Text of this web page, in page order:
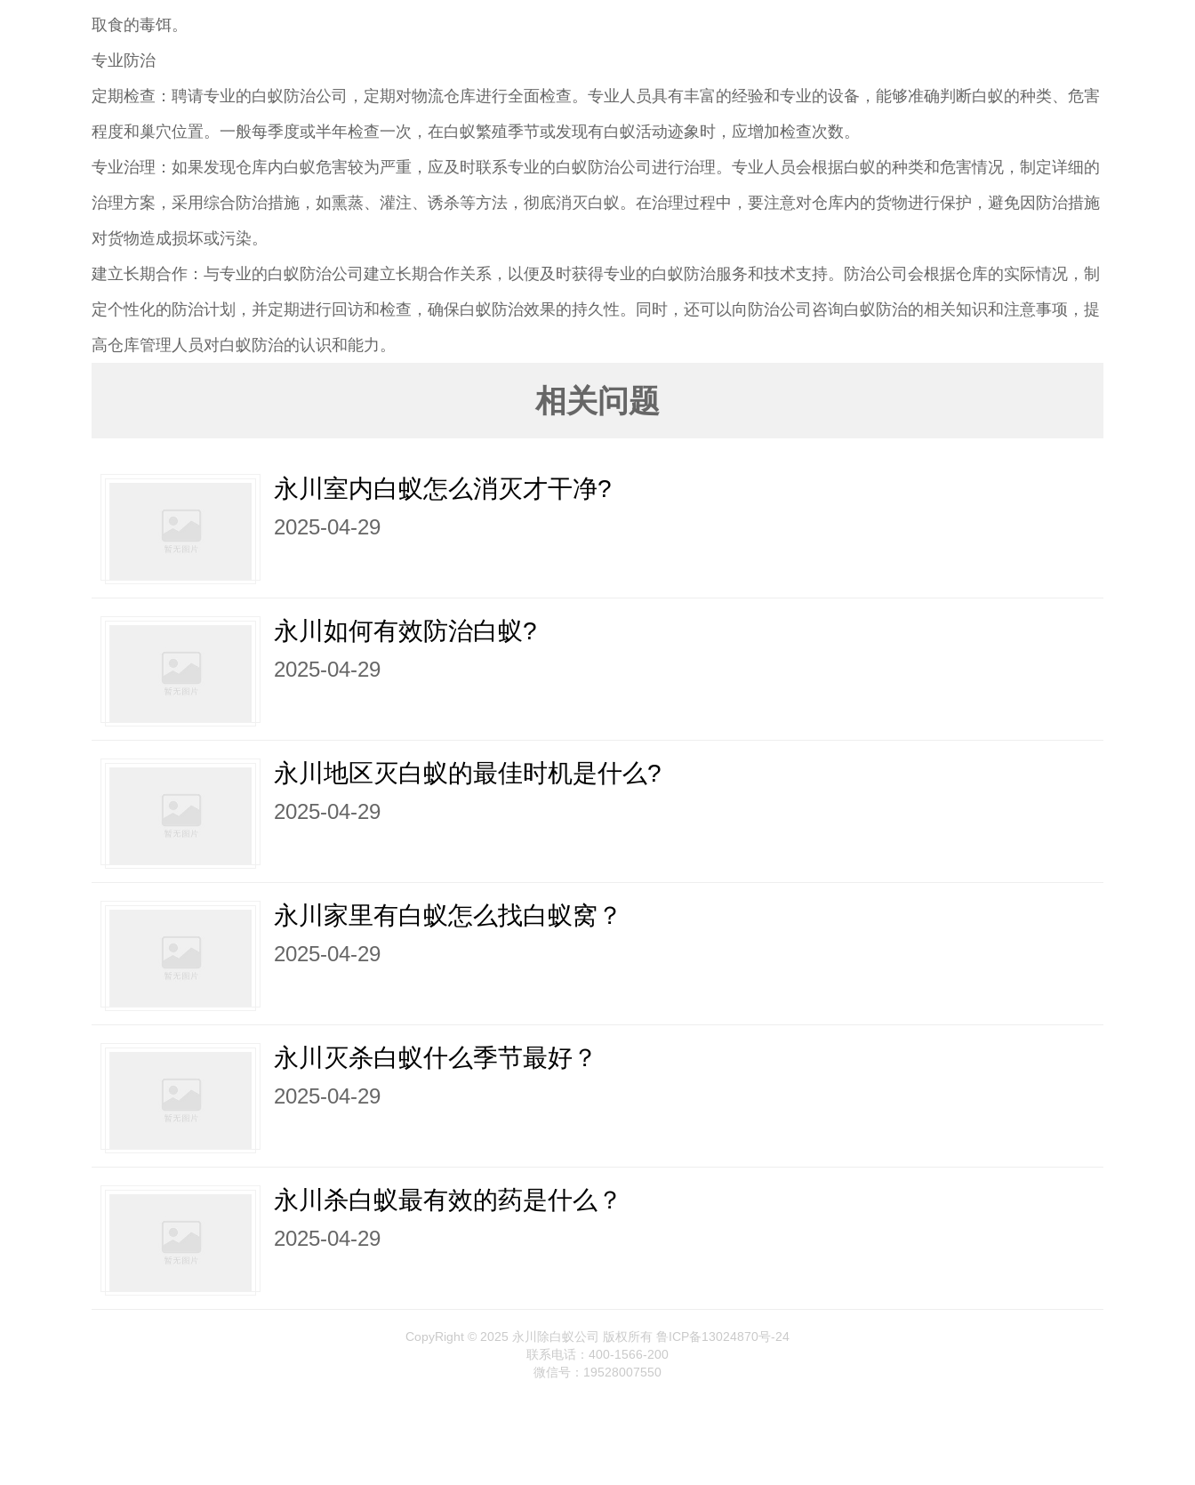
取食的毒饵。
专业防治
定期检查：聘请专业的白蚁防治公司，定期对物流仓库进行全面检查。专业人员具有丰富的经验和专业的设备，能够准确判断白蚁的种类、危害
程度和巢穴位置。一般每季度或半年检查一次，在白蚁繁殖季节或发现有白蚁活动迹象时，应增加检查次数。
专业治理：如果发现仓库内白蚁危害较为严重，应及时联系专业的白蚁防治公司进行治理。专业人员会根据白蚁的种类和危害情况，制定详细的
治理方案，采用综合防治措施，如熏蒸、灌注、诱杀等方法，彻底消灭白蚁。在治理过程中，要注意对仓库内的货物进行保护，避免因防治措施
对货物造成损坏或污染。
建立长期合作：与专业的白蚁防治公司建立长期合作关系，以便及时获得专业的白蚁防治服务和技术支持。防治公司会根据仓库的实际情况，制
定个性化的防治计划，并定期进行回访和检查，确保白蚁防治效果的持久性。同时，还可以向防治公司咨询白蚁防治的相关知识和注意事项，提
高仓库管理人员对白蚁防治的认识和能力。
相关问题
永川室内白蚁怎么消灭才干净?
2025-04-29
永川如何有效防治白蚁?
2025-04-29
永川地区灭白蚁的最佳时机是什么?
2025-04-29
永川家里有白蚁怎么找白蚁窝？
2025-04-29
永川灭杀白蚁什么季节最好？
2025-04-29
永川杀白蚁最有效的药是什么？
2025-04-29
CopyRight © 2025 永川除白蚁公司 版权所有 鲁ICP备13024870号-24
联系电话：400-1566-200
微信号：19528007550